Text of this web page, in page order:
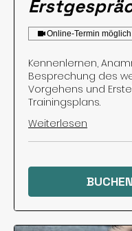
Online-Termin möglich
Kennenlernen,
Besprechung des
Vorgehens und
Trainingsplans.
Weiterlesen
BUCHEN